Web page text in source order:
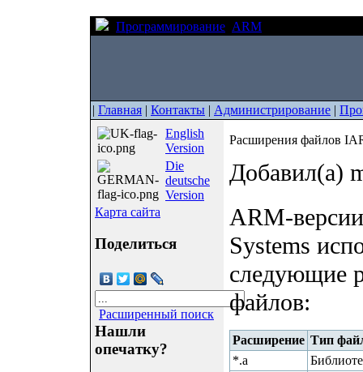
Программирование ARM
| Главная | Контакты | Администрирование |
English
Version
Die
deutsche
Version
Карта сайта
Поделиться
Расширенный поиск
Нашли
опечатку?
Расширения файлов
Добавил(а)
ARM-
Systems
следующие
файлов:
Расширение Тип
*.a